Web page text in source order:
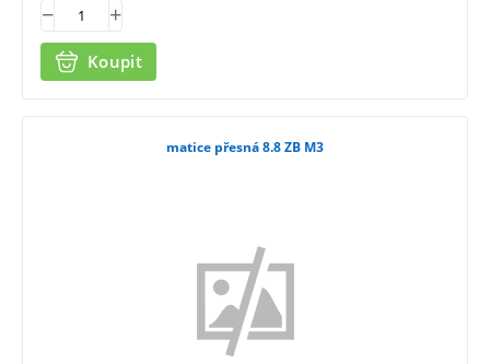
Koupit
matice přesná 8.8 ZB M3